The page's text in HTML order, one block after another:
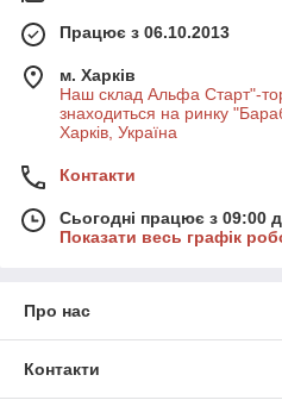
Працює з 06.10.2013
м. Харків
Наш склад Альфа Старт"-
знаходиться на ринку
Харків, Україна
Контакти
Сьогодні працює з 09:00
Показати весь графік
Про нас
Контакти